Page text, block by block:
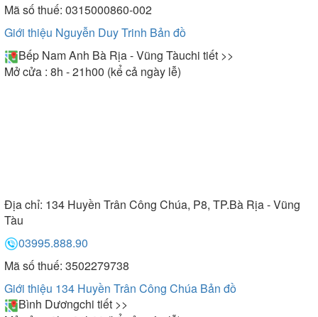
Mã số thuế: 0315000860-002
Giới thiệu Nguyễn Duy Trinh Bản đồ
Bếp Nam Anh Bà Rịa - Vũng Tàuchi tiết >>
Mở cửa : 8h - 21h00 (kể cả ngày lễ)
Địa chỉ: 134 Huyền Trân Công Chúa, P8, TP.Bà Rịa - Vũng
Tàu
03995.888.90
Mã số thuế: 3502279738
Giới thiệu 134 Huyền Trân Công Chúa Bản đồ
Bình Dươngchi tiết >>